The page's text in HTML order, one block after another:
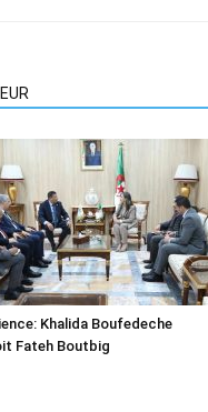
Khalida Boufedeche
Fateh Boutbig